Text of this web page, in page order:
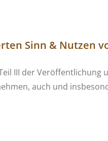
Sinn & Nutzen
III der
auch und